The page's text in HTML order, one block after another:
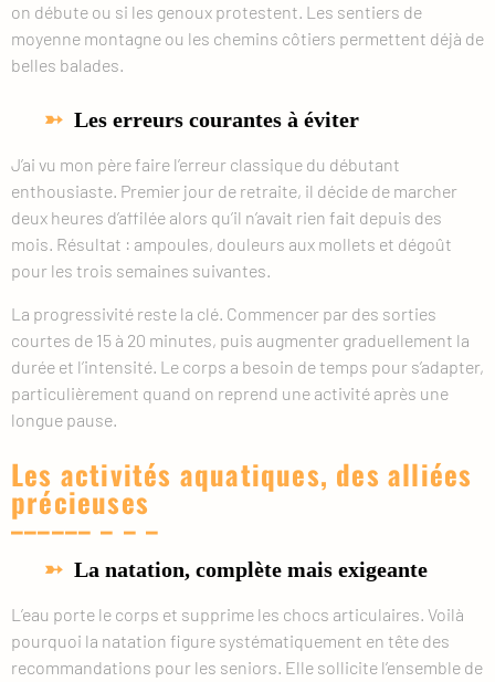
on débute ou si les genoux protestent. Les sentiers de
moyenne montagne ou les chemins côtiers permettent déjà de
belles balades.
Les erreurs courantes à éviter
J’ai vu mon père faire l’erreur classique du débutant
enthousiaste. Premier jour de retraite, il décide de marcher
deux heures d’affilée alors qu’il n’avait rien fait depuis des
mois. Résultat : ampoules, douleurs aux mollets et dégoût
pour les trois semaines suivantes.
La progressivité reste la clé. Commencer par des sorties
courtes de 15 à 20 minutes, puis augmenter graduellement la
durée et l’intensité. Le corps a besoin de temps pour s’adapter,
particulièrement quand on reprend une activité après une
longue pause.
Les activités aquatiques, des alliées
précieuses
La natation, complète mais exigeante
L’eau porte le corps et supprime les chocs articulaires. Voilà
pourquoi la natation figure systématiquement en tête des
recommandations pour les seniors. Elle sollicite l’ensemble de